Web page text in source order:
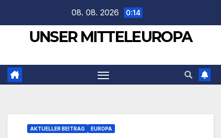
springen
08. 08. 2026 0:14
UNSER MITTELEUROPA
AKTUELLER BEITRAG EUROPA